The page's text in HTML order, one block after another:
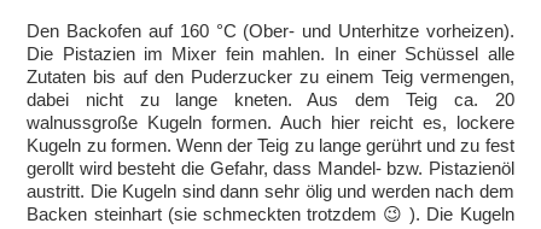
Den Backofen auf 160 °C (Ober- und Unterhitze vorheizen).
Die Pistazien im Mixer fein mahlen. In einer Schüssel alle
Zutaten bis auf den Puderzucker zu einem Teig vermengen,
dabei nicht zu lange kneten. Aus dem Teig ca. 20
walnussgroße Kugeln formen. Auch hier reicht es, lockere
Kugeln zu formen. Wenn der Teig zu lange gerührt und zu fest
gerollt wird besteht die Gefahr, dass Mandel- bzw. Pistazienöl
austritt. Die Kugeln sind dann sehr ölig und werden nach dem
Backen steinhart (sie schmeckten trotzdem 😉 ). Die Kugeln